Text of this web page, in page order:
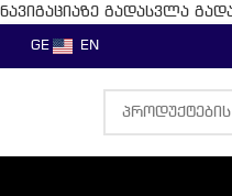
ნავიგაციაზე გადასვლა
GE EN